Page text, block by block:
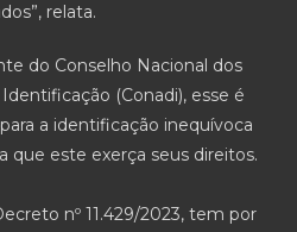
relata.
do Conselho Nacional dos
(Conadi), esse é
a identificação inequívoca
que este exerça seus direitos.
nº 11.429/2023, tem por